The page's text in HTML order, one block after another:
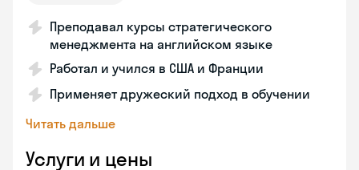
Преподавал курсы стратегического
менеджмента на английском языке
Работал и учился в США и Франции
Применяет дружеский подход в обучении
Читать дальше
Услуги и цены